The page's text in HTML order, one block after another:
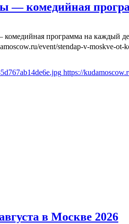
— комедийная
программа на каждый
event/stendap-v-moskve-
https://
в Москве 2026